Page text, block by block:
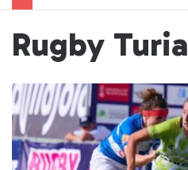
Rugby Turia